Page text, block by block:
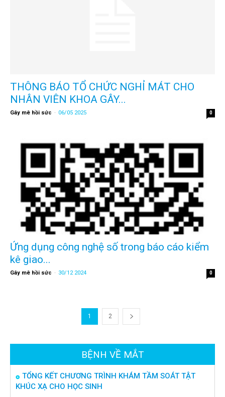
THÔNG BÁO TỔ CHỨC NGHỈ MÁT CHO
NHÂN VIÊN KHOA GÂY...
Gây mê hồi sức - 06/05 2025 0
Ứng dụng công nghệ số trong báo cáo kiểm
kê giao...
Gây mê hồi sức - 30/12 2024 0
1 2
BỆNH VỀ MẮT
TỔNG KẾT CHƯƠNG TRÌNH KHÁM TẦM SOÁT TẬT
KHÚC XẠ CHO HỌC SINH